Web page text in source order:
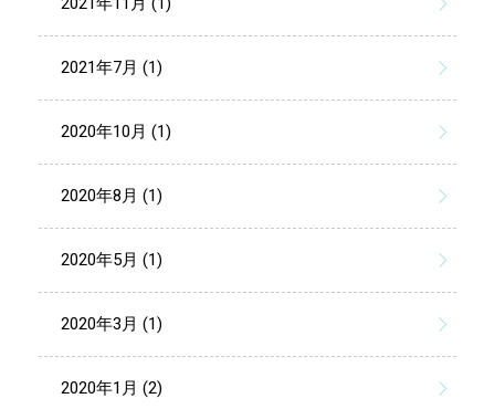
2021年7月 (1)
2020年10月 (1)
2020年8月 (1)
2020年5月 (1)
2020年3月 (1)
2020年1月 (2)